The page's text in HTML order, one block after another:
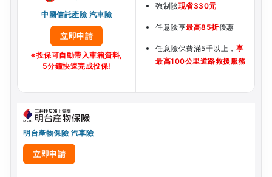
中國信託產險 汽車險
立即申請
※投保可自動帶入車籍資料,
5分鐘快速完成投保!
強制險現省330元
任意險享最高85折優惠
任意險保費滿5千以上， 享
最高100公里道路救援服務
明台產物保險 汽車險
立即申請